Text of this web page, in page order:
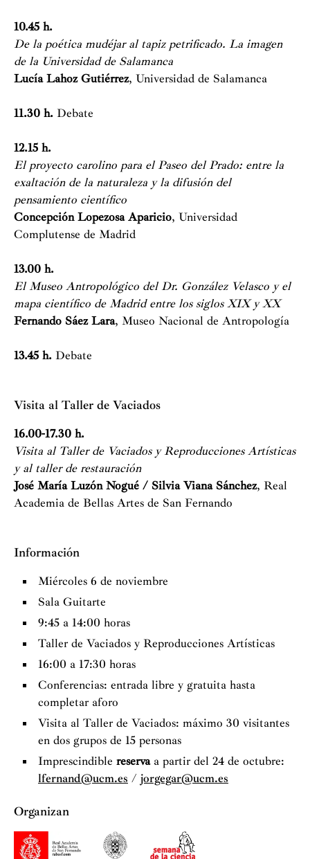
10.45 h.
De la poética mudéjar al tapiz petrificado. La imagen
de la Universidad de Salamanca
Lucía Lahoz Gutiérrez, Universidad de Salamanca
11.30 h. Debate
12.15 h.
El proyecto carolino para el Paseo del Prado: entre la
exaltación de la naturaleza y la difusión del
pensamiento científico
Concepción Lopezosa Aparicio, Universidad
Complutense de Madrid
13.00 h.
El Museo Antropológico del Dr. González Velasco y el
mapa científico de Madrid entre los siglos XIX y XX
Fernando Sáez Lara, Museo Nacional de Antropología
13.45 h. Debate
Visita al Taller de Vaciados
16.00-17.30 h.
Visita al Taller de Vaciados y Reproducciones Artísticas
y al taller de restauración
José María Luzón Nogué / Silvia Viana Sánchez, Real
Academia de Bellas Artes de San Fernando
Información
Miércoles 6 de noviembre
Sala Guitarte
9:45 a 14:00 horas
Taller de Vaciados y Reproducciones Artísticas
16:00 a 17:30 horas
Conferencias: entrada libre y gratuita hasta
completar aforo
Visita al Taller de Vaciados: máximo 30 visitantes
en dos grupos de 15 personas
Imprescindible reservaa partir del 24 de octubre:
lfernand@ucm.es / jorgegar@ucm.es
Organizan